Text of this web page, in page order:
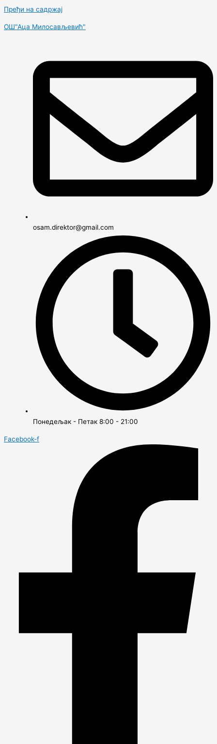
Пређи на садржај
OШ"Аца Милосављевић"
osam.direktor@gmail.com
Понедељак - Петак 8:00 - 21:00
Facebook-f